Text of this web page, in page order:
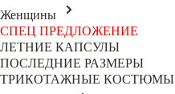
Женщины
СПЕЦ ПРЕДЛОЖЕНИЕ
ЛЕТНИЕ КАПСУЛЫ
ПОСЛЕДНИЕ РАЗМЕРЫ
ТРИКОТАЖНЫЕ КОСТЮМЫ